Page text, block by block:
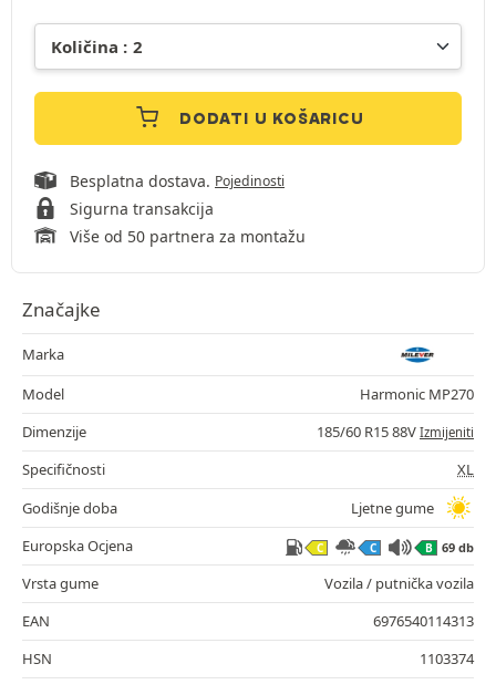
DODATI U KOŠARICU
Besplatna dostava. Pojedinosti
Sigurna transakcija
Više od 50 partnera za montažu
Značajke
Marka
Model
Harmonic MP270
Dimenzije
185/60 R15 88V Izmijeniti
Specifičnosti
XL
Godišnje doba
Ljetne gume
Europska Ocjena
C C B 69 db
Vrsta gume
Vozila / putnička vozila
EAN
6976540114313
HSN
1103374